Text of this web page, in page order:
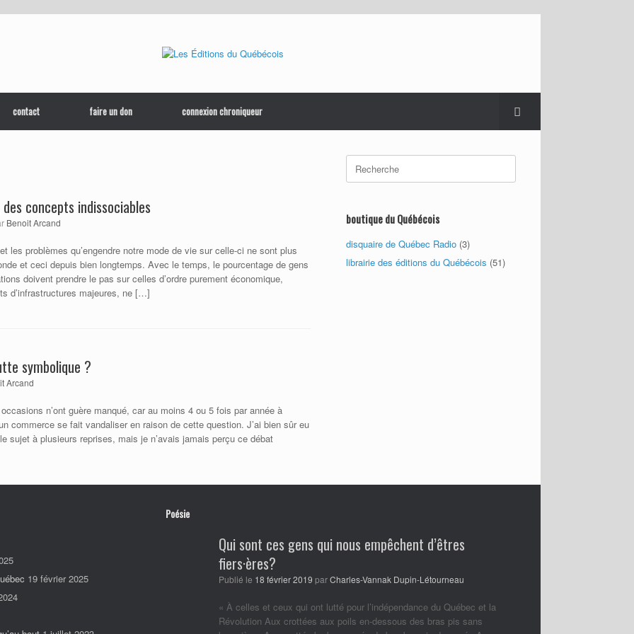
contact faire un don connexion chroniqueur
concepts indissociables
Benoit Arcand
les problèmes qu’engendre notre mode de vie sur celle-ci ne sont plus
et ceci depuis bien longtemps. Avec le temps, le pourcentage de gens
doivent prendre le pas sur celles d’ordre purement économique,
d’infrastructures majeures, ne […]
symbolique ?
Arcand
n’ont guère manqué, car au moins 4 ou 5 fois par année à
commerce se fait vandaliser en raison de cette question. J’ai bien sûr eu
sujet à plusieurs reprises, mais je n’avais jamais perçu ce débat
Search
for:
boutique du Québécois
disquaire de Québec Radio (3)
librairie des éditions du Québécois (51)
19 février 2025
Poésie
Qui sont ces gens qui nous empêchent d’êtres
fiers·ères?
Publié le 18 février 2019 parCharles-Vannak Dupin-Létourneau
« À celles et ceux qui ont lutté pour l’indépendance du Québec et la
Révolution Aux crottées aux poils en-dessous des bras pis sans